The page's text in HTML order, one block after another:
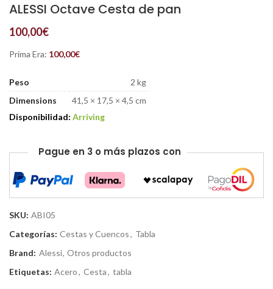
ALESSI Octave Cesta de pan
100,00€
Prima Era: 100,00€
Peso
2 kg
Dimensions
41,5 × 17,5 × 4,5 cm
Disponibilidad: Arriving
Pague en 3 o más plazos con
SKU: ABI05
Categorías: Cestas y Cuencos, Tabla
Brand: Alessi, Otros productos
Etiquetas: Acero, Cesta, tabla